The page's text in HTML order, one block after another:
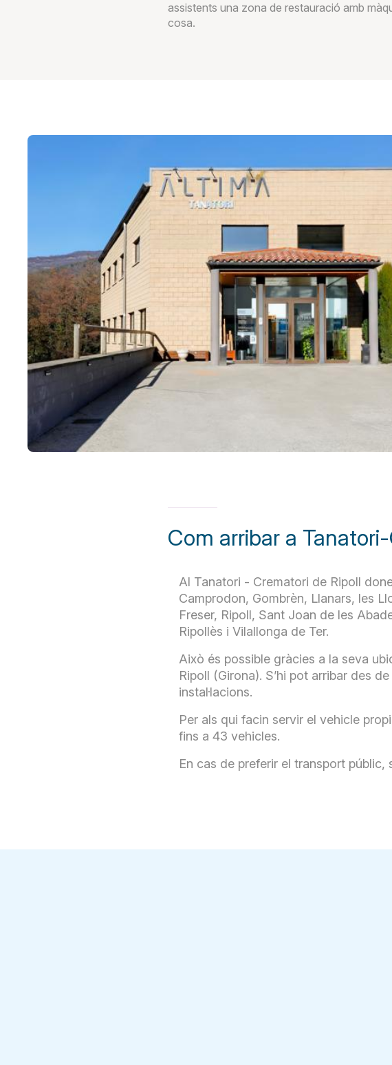
assistents una zona de restauració amb
cosa.
Com arribar a
Al Tanatori - Crematori de Ripoll
Camprodon, Gombrèn, Llanars, les
Freser, Ripoll, Sant Joan de les
Ripollès i Vilallonga de Ter.
Això és possible gràcies a la seva
Ripoll (Girona). S’hi pot arribar des
instal·lacions.
Per als qui facin servir el vehicle
fins a 43 vehicles.
En cas de preferir el transport públic,